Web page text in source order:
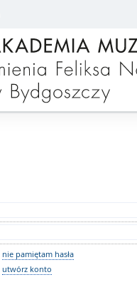
nie pamiętam hasła
utwórz konto